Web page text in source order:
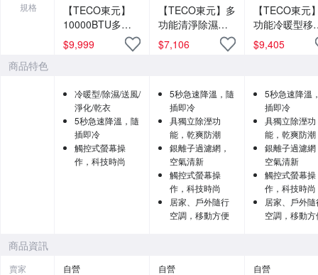
規格
【TECO東元】
10000BTU多功
能冷暖型移動式
空調 XYFMP-
$9,999
【TECO東元】多
功能清淨除濕移
動式冷氣機/空調
(XYFMP-
$7,106
【TECO東元
功能冷暖型移
式冷氣機/空調
(XYFMP-
$9,405
商品特色
冷暖型/除濕/送風/
淨化/乾衣
5秒急速降溫，隨
插即冷
觸控式螢幕操
作，科技時尚
5秒急速降溫，隨
插即冷
具獨立除溼功
能，乾爽防潮
銀離子過濾網，
空氣清新
觸控式螢幕操
作，科技時尚
居家、戶外隨行
空調，移動方便
5秒急速降溫
插即冷
具獨立除溼功
能，乾爽防潮
銀離子過濾網
空氣清新
觸控式螢幕操
作，科技時尚
居家、戶外隨
空調，移動方
商品資訊
賣家 自營 自營 自營